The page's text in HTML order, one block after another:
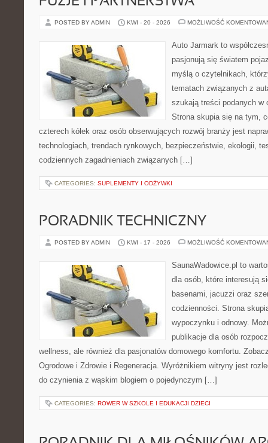
POSTED BY ADMIN KWI - 20 - 2026 MOŻLIWOŚĆ
Auto Jarmark to
pasjonują się światem
myślą o czytelnikach,
tematach związanych z
szukają treści podanych
Strona skupia się na tym,
czterech kółek oraz osób obserwujących rozwój branży jest
technologiach, trendach rynkowych, bezpieczeństwie, ekologii,
codziennych zagadnieniach związanych […]
CATEGORIES: SUPLEMENTY I ODŻYWKI
PORADNIK TECHNICZNY
POSTED BY ADMIN KWI - 17 - 2026 MOŻLIWOŚĆ
SaunaWadowice.pl to
dla osób, które interesują
basenami, jacuzzi oraz
codzienności. Strona
wypoczynku i odnowy.
publikacje dla osób
wellness, ale również dla pasjonatów domowego komfortu.
Ogrodowe i Zdrowie i Regeneracja. Wyróżnikiem witryny jest
do czynienia z wąskim blogiem o pojedynczym […]
CATEGORIES: ROWER W SZKOLE I EDUKACJI DZIECI